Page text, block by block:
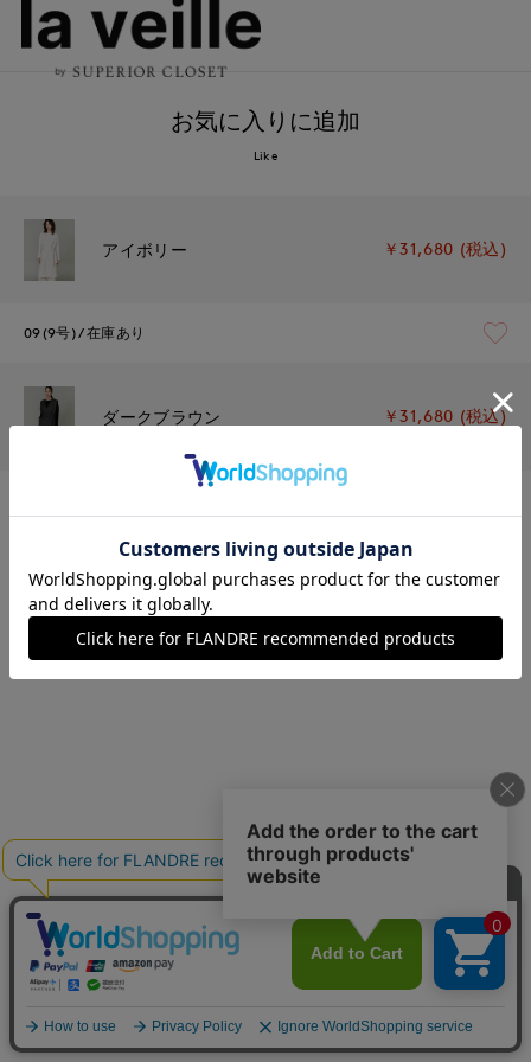
お気に入りに追加
Like
アイボリー ￥31,680 (税込)
09(9号) 在庫あり
ダークブラウン ￥31,680 (税込)